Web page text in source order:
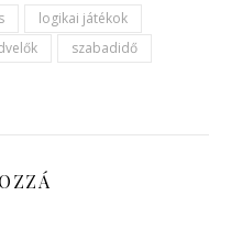
logikai játékok
szabadidő